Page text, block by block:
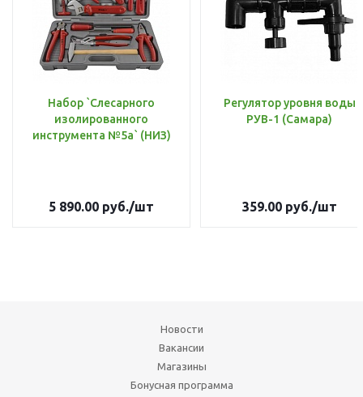
Набор `Слесарного
изолированного
инструмента №5а` (НИЗ)
5 890.00 руб./шт
Регулятор уровня воды
РУВ-1 (Самара)
359.00руб./шт
Новости
Вакансии
Магазины
Бонусная программа